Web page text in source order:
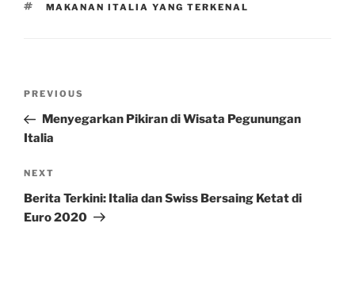
TAGS
MAKANAN ITALIA YANG TERKENAL
Previous
Post
PREVIOUS
Menyegarkan Pikiran di Wisata Pegunungan
Italia
Next
Post
NEXT
Berita Terkini: Italia dan Swiss Bersaing Ketat di
Euro 2020